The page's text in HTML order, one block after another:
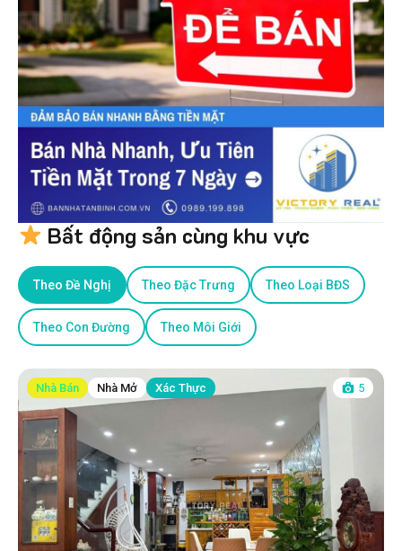
Bất động sản cùng khu vực
Theo Đề Nghị Theo Đặc Trưng Theo Loại BĐS
Theo Con Đường Theo Môi Giới
Nhà Bán Nhà Mở Xác Thực 5